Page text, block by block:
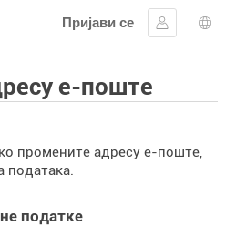
Пријави се
Пријавите
е-поште
промените адресу е-поште,
података.
податке